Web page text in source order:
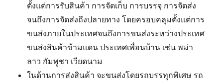
ตั้งแต่การรับสินค้า การจัดเก็บ การบรรจุ การจัดส่ง
จนถึงการจัดส่งถึงปลายทาง โดยครอบคลุมตั้งแต่การ
ขนส่งภายในประเทศจนถึงการขนส่งระหว่างประเทศ
ขนส่งสินค้าข้ามแดน ประเทศเพื่อนบ้าน เช่น พม่า
ลาว กัมพูชา เวียดนาม
ในด้านการส่งสินค้า จะขนส่งโดยรถบรรทุกพิเศษ รถ